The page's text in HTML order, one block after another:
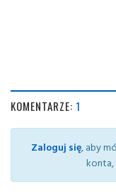
KOMENTARZE: 1
Zaloguj się, aby
konta,